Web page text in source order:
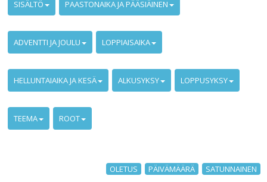
SISÄLTÖ PAASTONAIKA JA PÄÄSIÄINEN
ADVENTTI JA JOULU LOPPIAISAIKA
HELLUNTAIAIKA JA KESÄ ALKUSYKSY LOPPUSYKSY
TEEMA ROOT
OLETUS PÄIVÄMÄÄRÄ SATUNNAINEN